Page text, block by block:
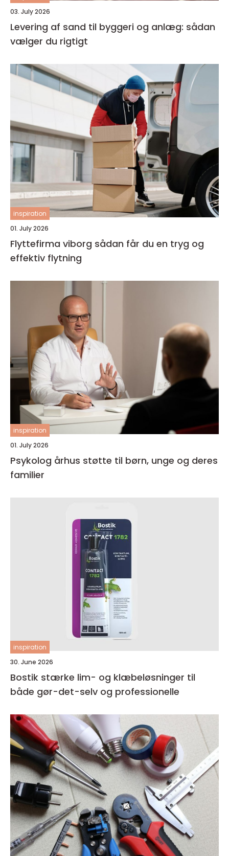
03. July 2026
Levering af sand til byggeri og anlæg: sådan
vælger du rigtigt
inspiration
01. July 2026
Flyttefirma viborg sådan får du en tryg og
effektiv flytning
inspiration
01. July 2026
Psykolog århus støtte til børn, unge og deres
familier
inspiration
30. June 2026
Bostik stærke lim- og klæbeløsninger til
både gør-det-selv og professionelle